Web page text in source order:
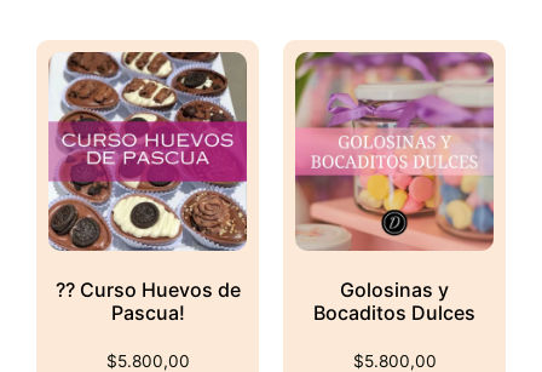
?? Curso Huevos de
Pascua!
$5.800,00
Golosinas y
Bocaditos Dulces
$5.800,00